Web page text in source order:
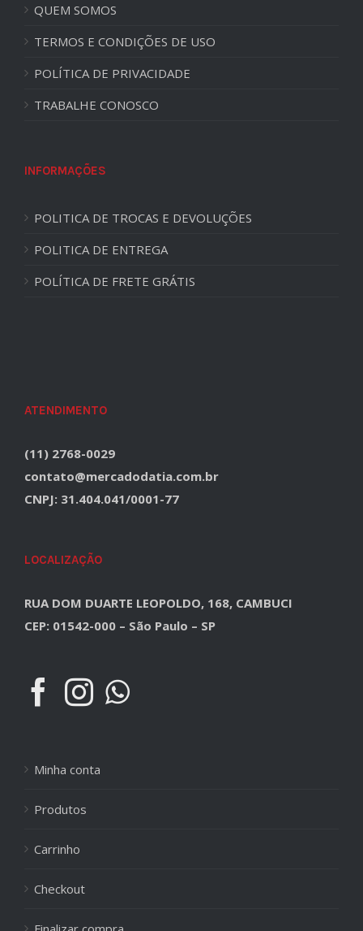
QUEM SOMOS
TERMOS E CONDIÇÕES DE USO
POLÍTICA DE PRIVACIDADE
TRABALHE CONOSCO
INFORMAÇÕES
POLITICA DE TROCAS E DEVOLUÇÕES
POLITICA DE ENTREGA
POLÍTICA DE FRETE GRÁTIS
ATENDIMENTO
(11) 2768-0029
contato@mercadodatia.com.br
CNPJ: 31.404.041/0001-77
LOCALIZAÇÃO
RUA DOM DUARTE LEOPOLDO, 168, CAMBUCI
CEP: 01542-000 – São Paulo – SP
Minha conta
Produtos
Carrinho
Checkout